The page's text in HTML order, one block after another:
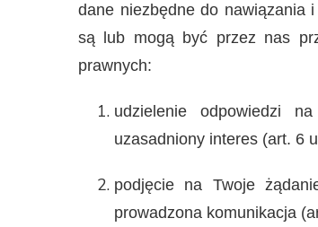
dane niezbędne do nawiązania
są lub mogą być przez nas
prawnych:
udzielenie odpowiedzi
uzasadniony interes (art. 6
podjęcie na Twoje
prowadzona komunikacja